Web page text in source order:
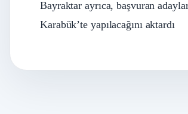
Bayraktar ayrıca, başvuran
Karabük’te yapılacağını aktardı